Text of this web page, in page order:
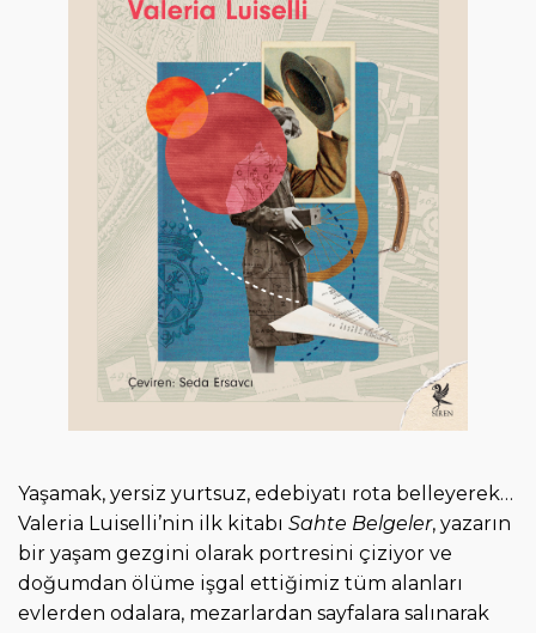
Yaşamak, yersiz yurtsuz, edebiyatı rota belleyerek…
Valeria Luiselli’nin ilk kitabı Sahte Belgeler, yazarın
bir yaşam gezgini olarak portresini çiziyor ve
doğumdan ölüme işgal ettiğimiz tüm alanları
evlerden odalara, mezarlardan sayfalara salınarak